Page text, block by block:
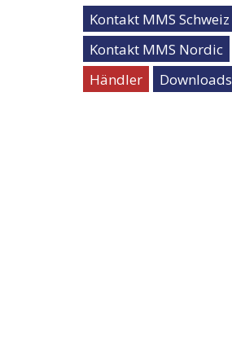
Kontakt MMS Schweiz
Kontakt MMS Nordic
Händler
Downloads